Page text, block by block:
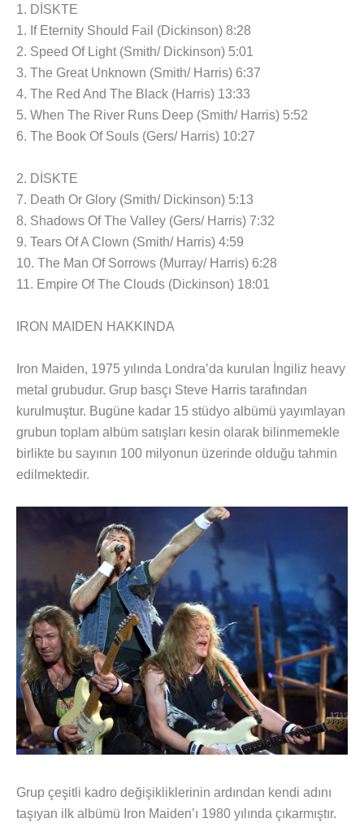
1. DİSKTE
1. If Eternity Should Fail (Dickinson) 8:28
2. Speed Of Light (Smith/ Dickinson) 5:01
3. The Great Unknown (Smith/ Harris) 6:37
4. The Red And The Black (Harris) 13:33
5. When The River Runs Deep (Smith/ Harris) 5:52
6. The Book Of Souls (Gers/ Harris) 10:27
2. DİSKTE
7. Death Or Glory (Smith/ Dickinson) 5:13
8. Shadows Of The Valley (Gers/ Harris) 7:32
9. Tears Of A Clown (Smith/ Harris) 4:59
10. The Man Of Sorrows (Murray/ Harris) 6:28
11. Empire Of The Clouds (Dickinson) 18:01
IRON MAIDEN HAKKINDA
Iron Maiden, 1975 yılında Londra’da kurulan İngiliz heavy
metal grubudur. Grup basçı Steve Harris tarafından
kurulmuştur. Bugüne kadar 15 stüdyo albümü yayımlayan
grubun toplam albüm satışları kesin olarak bilinmemekle
birlikte bu sayının 100 milyonun üzerinde olduğu tahmin
edilmektedir.
Grup çeşitli kadro değişikliklerinin ardından kendi adını
taşıyan ilk albümü Iron Maiden’ı 1980 yılında çıkarmıştır.